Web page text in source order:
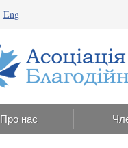
Eng
Про нас